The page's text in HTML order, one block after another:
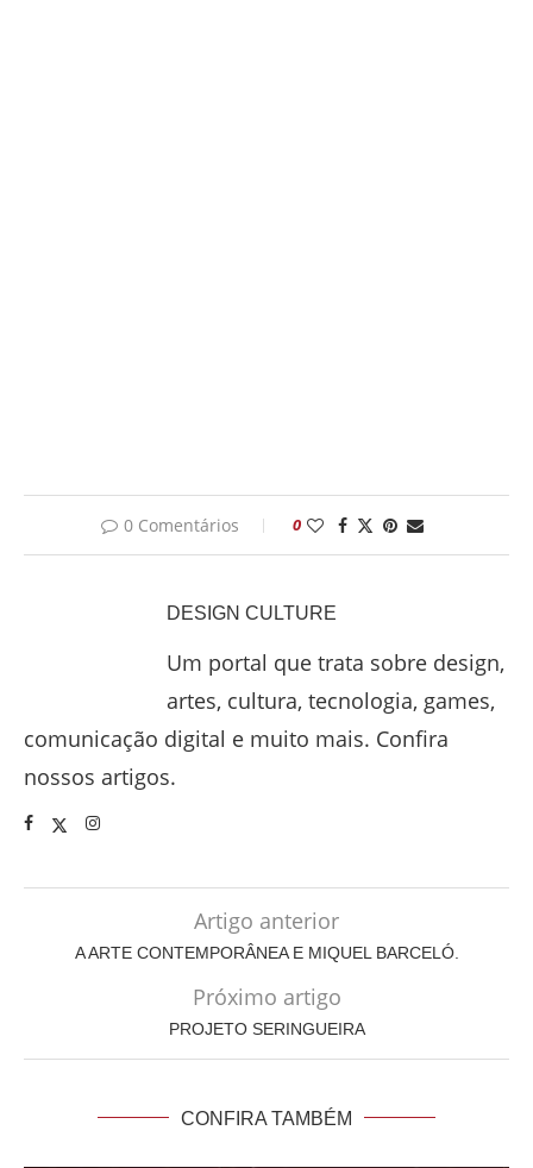
0 Comentários 0
DESIGN CULTURE
Um portal que trata sobre design,
artes, cultura, tecnologia, games,
comunicação digital e muito mais. Confira
nossos artigos.
Artigo anterior
A ARTE CONTEMPORÂNEA E MIQUEL BARCELÓ.
Próximo artigo
PROJETO SERINGUEIRA
CONFIRA TAMBÉM